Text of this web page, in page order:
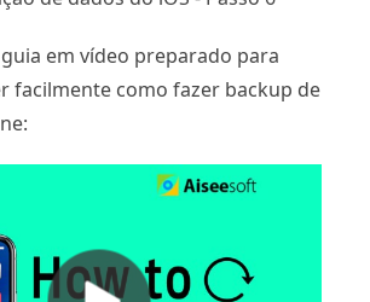
em vídeo preparado para
facilmente como fazer backup de